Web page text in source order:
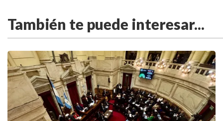
También te puede interesar...